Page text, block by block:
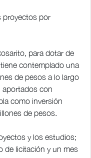
proyectos por
para dotar de
contemplado una
de pesos a lo largo
aportados con
como inversión
de pesos.
y los estudios;
de licitación y un mes